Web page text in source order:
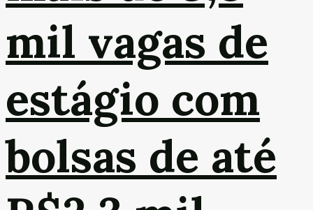
mil vagas de
estágio com
bolsas de até